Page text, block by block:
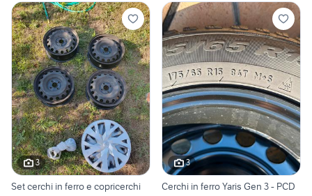
3
Set cerchi in ferro e copricerchi
3
Cerchi in ferro Yaris Gen 3 - PCD